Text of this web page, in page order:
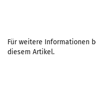
Für weitere Informationen
diesem Artikel.